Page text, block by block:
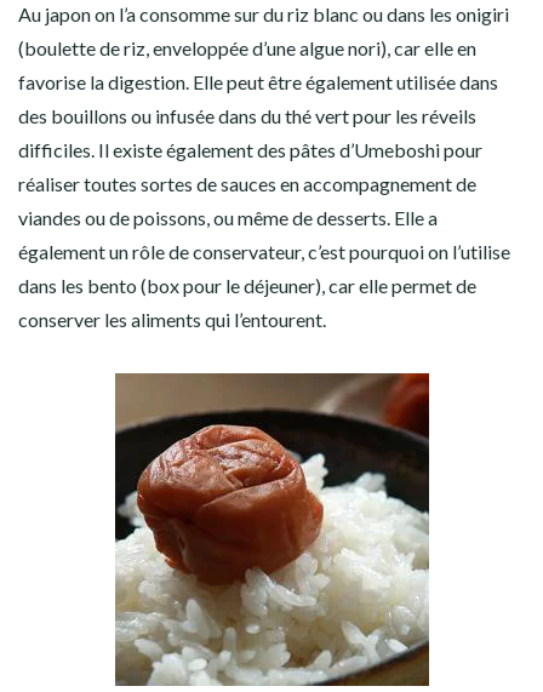
Au japon on l’a consomme sur du riz blanc ou dans les onigiri
(boulette de riz, enveloppée d’une algue nori), car elle en
favorise la digestion. Elle peut être également utilisée dans
des bouillons ou infusée dans du thé vert pour les réveils
difficiles. Il existe également des pâtes d’Umeboshi pour
réaliser toutes sortes de sauces en accompagnement de
viandes ou de poissons, ou même de desserts. Elle a
également un rôle de conservateur, c’est pourquoi on l’utilise
dans les bento (box pour le déjeuner), car elle permet de
conserver les aliments qui l’entourent.